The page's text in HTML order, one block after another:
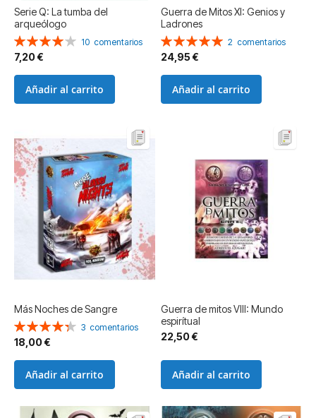
Serie Q: La tumba del
arqueólogo
Valoración:
80%
10 comentarios
7,20 €
Añadir al carrito
Guerra de Mitos XI: Genios y
Ladrones
Valoración:
100%
2 comentarios
24,95 €
Añadir al carrito
Más Noches de Sangre
Valoración:
87%
3 comentarios
18,00 €
Añadir al carrito
Guerra de mitos VIII: Mundo
espirítual
22,50 €
Añadir al carrito